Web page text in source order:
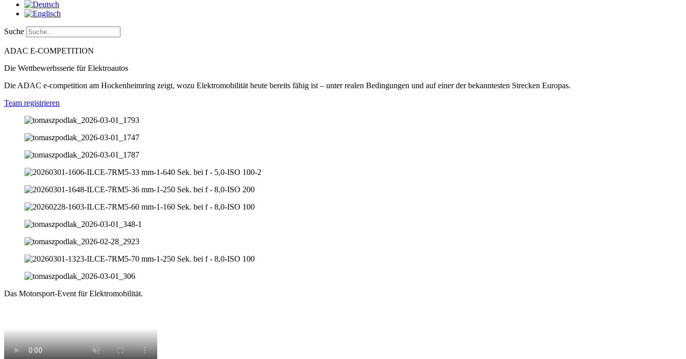
Suche
ADAC E-COMPETITION
Die Wettbewerbsserie für Elektroautos
Die ADAC e‑competition am Hockenheimring zeigt, wozu Elektromobilität heute bereits fähig ist – unter realen Bedingungen und auf einer der bekanntesten Strecken Europas.
Team registrieren
Das Motorsport-Event für Elektromobilität.